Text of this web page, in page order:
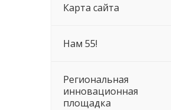
Карта сайта
Нам 55!
Региональная
инновационная
площадка